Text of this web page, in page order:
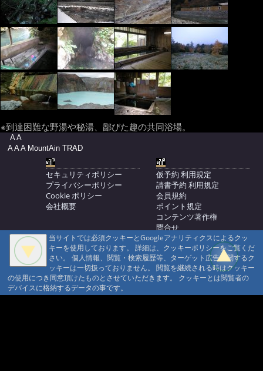
※到達困難な野湯や秘湯、鄙びた趣の共同浴場。
A A
A A A MountAin TRAD
セキュリティポリシー
プライバシーポリシー
Cookie ポリシー
会社概要
仮予約 利用規定
請書予約 利用規定
会員規約
ポイント規定
コンテンツ著作権
問合せ
マウンテントラッド株式会社
〒386-1211 長野県上田市下之郷692
0268371176
© 1999-2026 MountAin TRAD ® Inc. https://www.mountaintrad.co.jp
当サイトでは必須クッキーとGoogleアナリティクスによるクッ
キーを使用しております。 詳細は、クッキーポリシーをご覧くだ
さい。 個人情報、閲覧・検索履歴等、ターゲット広告に関するク
ッキーは一切扱っておりません。 閲覧を継続される時はクッキー
の使用につき同意頂けたものとさせていただきます。 クッキーとは閲覧者の
デバイスに格納するデータの事です。